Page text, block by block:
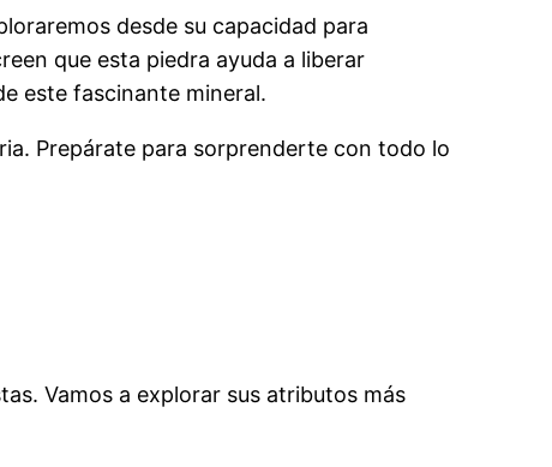
desde su capacidad para
que esta piedra ayuda a liberar
este fascinante mineral.
Prepárate para sorprenderte con todo lo
Vamos a explorar sus atributos más